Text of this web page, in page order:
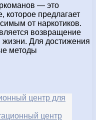
— это
которое предлагает
от наркотиков.
возвращение
Для достижения
методы
центр для
центр